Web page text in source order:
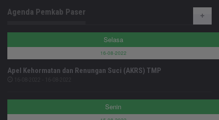
Agenda Pemkab Paser
Selasa
16-08-2022
Apel Kehormatan dan Renungan Suci (AKRS) TMP
Senin